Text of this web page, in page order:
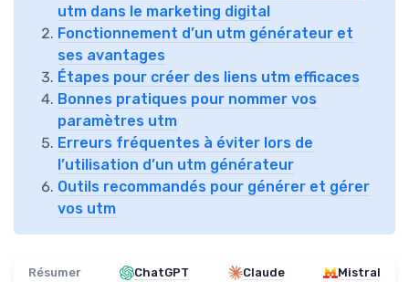
utm dans le marketing digital
Fonctionnement d’un utm générateur et
ses avantages
Étapes pour créer des liens utm efficaces
Bonnes pratiques pour nommer vos
paramètres utm
Erreurs fréquentes à éviter lors de
l’utilisation d’un utm générateur
Outils recommandés pour générer et gérer
vos utm
Résumer ChatGPT Claude Mistral